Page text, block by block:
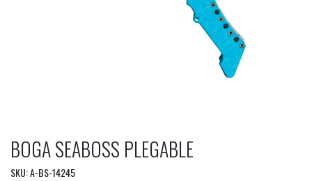
BOGA SEABOSS PLEGABLE
SKU: A-BS-14245